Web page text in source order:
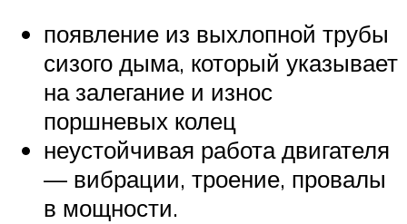
появление из выхлопной трубы
сизого дыма, который указывает
на залегание и износ
поршневых колец
неустойчивая работа двигателя
— вибрации, троение, провалы
в мощности.